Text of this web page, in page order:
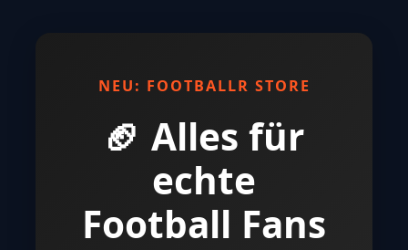
NEU: FOOTBALLR STORE
🏈 Alles für
echte
Football Fans